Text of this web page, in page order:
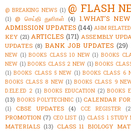
@ BREAKING NEWS (1) @ FLASH
(1) @ செய்தி துளிகள் (4) 1.WHAT'S NEW
ADMISSION UPDATES (144) AHM RELATED
KEY (21) ARTICLES (171) ASSEMBLY
UPDATES (8) BANK JOB UPDATES (29)
NEW (1) BOOKS CLASS 10 NEW (1) BOOKS
NEW (1) BOOKS CLASS 2 NEW (1) BOOKS
(1) BOOKS CLASS 5 NEW (1) BOOKS CLASS 6
BOOKS CLASS 8 NEW (1) BOOKS CLASS 9
D.ELE.ED 2 (1) BOOKS EDUCATION (2) BOOKS
(13) BOOKS POLYTECHNIC (1) CALENDAR FOR
(1)
CBSE UPDATES (4) CCE REGISTER
PROMOTION (7) CEO LIST (1) CLASS 1 STUDY
MATERIALS (13) CLASS 11 BIOLOGY